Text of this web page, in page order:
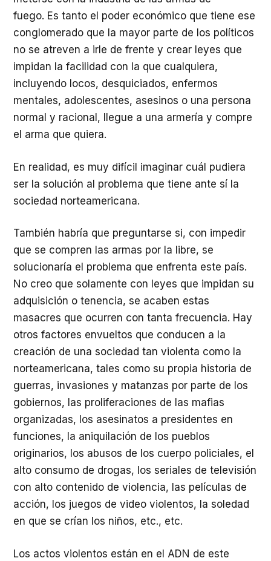
fuego. Es tanto el poder económico que tiene ese
conglomerado que la mayor parte de los políticos
no se atreven a irle de frente y crear leyes que
impidan la facilidad con la que cualquiera,
incluyendo locos, desquiciados, enfermos
mentales, adolescentes, asesinos o una persona
normal y racional, llegue a una armería y compre
el arma que quiera.
En realidad, es muy difícil imaginar cuál pudiera
ser la solución al problema que tiene ante sí la
sociedad norteamericana.
También habría que preguntarse si, con impedir
que se compren las armas por la libre, se
solucionaría el problema que enfrenta este país.
No creo que solamente con leyes que impidan su
adquisición o tenencia, se acaben estas
masacres que ocurren con tanta frecuencia. Hay
otros factores envueltos que conducen a la
creación de una sociedad tan violenta como la
norteamericana, tales como su propia historia de
guerras, invasiones y matanzas por parte de los
gobiernos, las proliferaciones de las mafias
organizadas, los asesinatos a presidentes en
funciones, la aniquilación de los pueblos
originarios, los abusos de los cuerpo policiales, el
alto consumo de drogas, los seriales de televisión
con alto contenido de violencia, las películas de
acción, los juegos de video violentos, la soledad
en que se crían los niños, etc., etc.
Los actos violentos están en el ADN de este